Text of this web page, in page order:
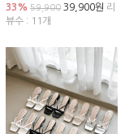
33% 59,900 39,900원 리
뷰수 : 11개